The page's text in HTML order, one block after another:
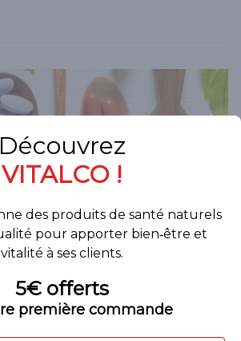
POUR CHOISIR UN